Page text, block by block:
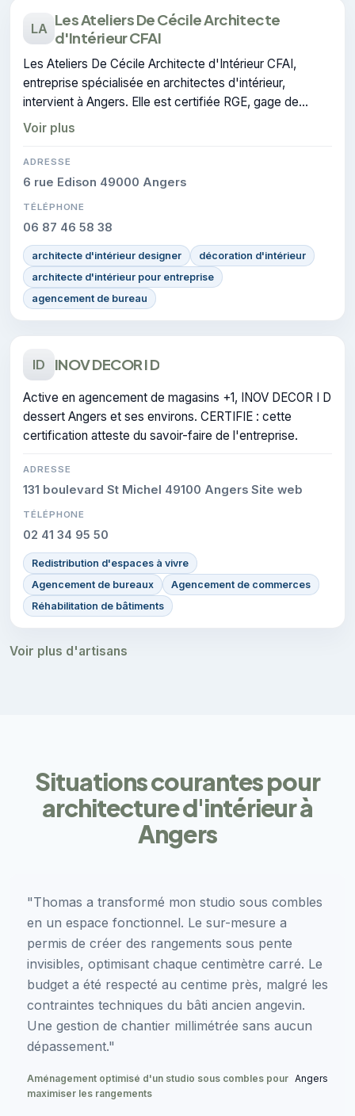
LA Les Ateliers De Cécile Architecte
d'Intérieur CFAI
Les Ateliers De Cécile Architecte d'Intérieur CFAI,
entreprise spécialisée en architectes d'intérieur,
intervient à Angers. Elle est certifiée RGE, gage de
conformité sur les interventions réalisées.
Voir plus
ADRESSE
6 rue Edison 49000 Angers
TÉLÉPHONE
06 87 46 58 38
architecte d'intérieur designer
décoration d'intérieur
architecte d'intérieur pour entreprise
agencement de bureau
ID INOV DECOR I D
Active en agencement de magasins +1, INOV DECOR I D
dessert Angers et ses environs. CERTIFIE : cette
certification atteste du savoir-faire de l'entreprise.
ADRESSE
131 boulevard St Michel 49100 Angers Site web
TÉLÉPHONE
02 41 34 95 50
Redistribution d'espaces à vivre
Agencement de bureaux
Agencement de commerces
Réhabilitation de bâtiments
Voir plus d'artisans
Situations courantes pour
architecture d'intérieur à
Angers
"Thomas a transformé mon studio sous combles
en un espace fonctionnel. Le sur-mesure a
permis de créer des rangements sous pente
invisibles, optimisant chaque centimètre carré. Le
budget a été respecté au centime près, malgré les
contraintes techniques du bâti ancien angevin.
Une gestion de chantier millimétrée sans aucun
dépassement."
Aménagement optimisé d'un studio sous combles pour
maximiser les rangements
Angers